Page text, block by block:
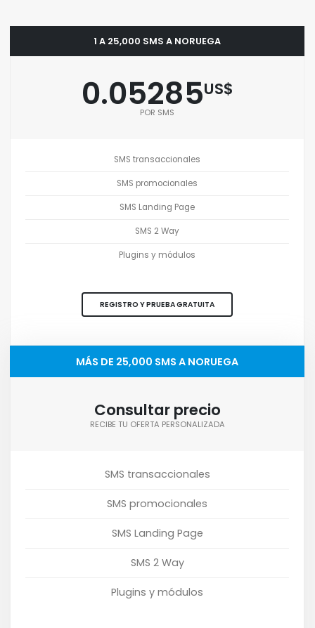
1 A 25,000 SMS A NORUEGA
0.05285US$
POR SMS
SMS transaccionales
SMS promocionales
SMS Landing Page
SMS 2 Way
Plugins y módulos
REGISTRO Y PRUEBA GRATUITA
MÁS DE 25,000 SMS A NORUEGA
Consultar precio
RECIBE TU OFERTA PERSONALIZADA
SMS transaccionales
SMS promocionales
SMS Landing Page
SMS 2 Way
Plugins y módulos